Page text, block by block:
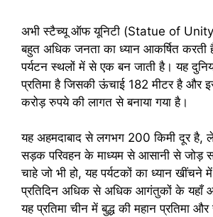
अभी स्टैच्यू ऑफ यूनिटी (Statue of
बहुत अधिक जनता का ध्यान आकर्षित करती
पर्यटन स्थलों में से एक बन जाती है। यह
प्रतिमा है जिसकी ऊंचाई 182 मीटर है
करोड़ रुपये की लागत से बनाया गया है।
यह अहमदाबाद से लगभग 200 किमी दूर है,
सड़क परिवहन के माध्यम से आसानी से जोड़
चाहे जो भी हो, यह पर्यटकों का ध्यान
प्रतिदिन अधिक से अधिक आगंतुकों के यहाँ
यह प्रतिमा चीन में बुद्ध की महान प्रतिमा